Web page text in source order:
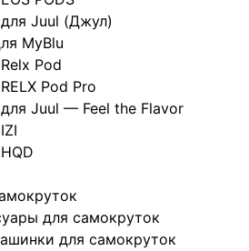
Juul (Джул)
MyBlu
Pod
Pod Pro
Juul — Feel the Flavor
для самокруток
для самокруток